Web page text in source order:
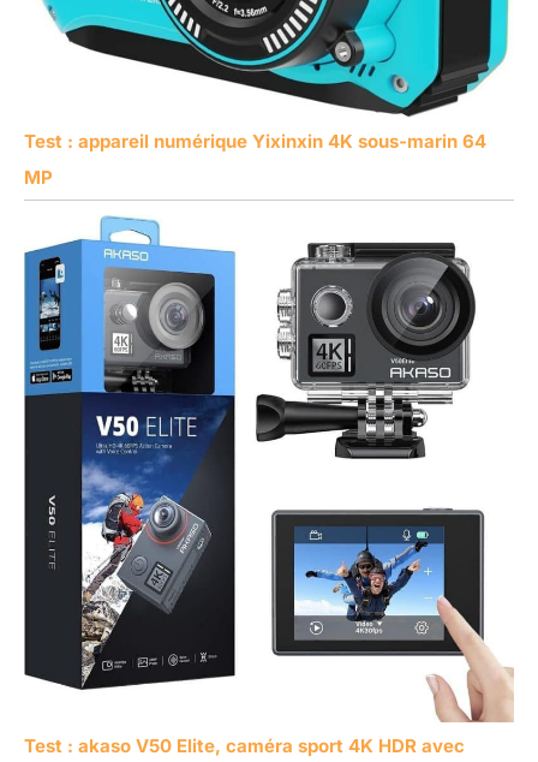
Test : appareil numérique Yixinxin 4K sous-marin 64
MP
Test : akaso V50 Elite, caméra sport 4K HDR avec